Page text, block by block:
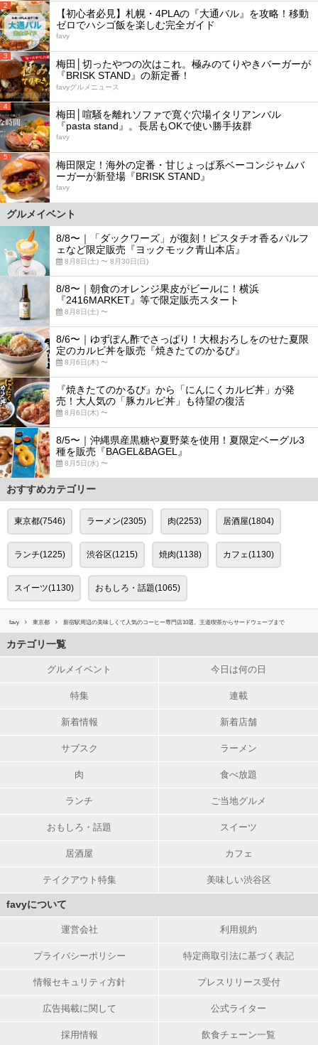
2
【初心者必見】札幌・4PLAの『大通バル』を攻略！移動
ゼロでハシゴ飯を楽しむ完全ガイド
favy
3
梅田│切ったやつの次はこれ。極みのてりやきバーガーが
『BRISK STAND』の新定番！
favyグルメニュース
4
梅田│喧騒を離れソファで寛ぐ穴場イタリアンバル
『pasta stand』。長居もOKで使い勝手抜群
favy
5
梅田限定！海外の定番・甘じょっぱ系ベーコンジャムバ
ーガーが新登場『BRISK STAND』
favy
グルメイベント
8/8〜｜「ダックワーズ」が復刻！ピスタチオ香るパルフ
ェなど限定販売『ヨックモック青山本店』
8月8日(土) 〜 8月30日(日)
8/8〜｜朝食のオレンジ果皮がビールに！横浜
『2416MARKET』等で限定販売スタート
8月8日(土) 〜
8/6〜｜ゆずぽん酢でさっぱり！大根おろしをのせた夏限
定のカルビ丼を販売『焼きたてのかるび』
8月6日(木) 〜
『焼きたてのかるび』から「にんにくカルビ丼」が発
売！大人気の「豚カルビ丼」も待望の復活
8月6日(木) 〜
8/5〜｜沖縄県産黒糖や夏野菜を使用！夏限定ベーグル3
種を販売『BAGEL&BAGEL』
8月5日(水) 〜
おすすめカテゴリー
東京都(7546) ラーメン(2305) 肉(2253) 居酒屋(1804)
ランチ(1225) 渋谷区(1215) 焼肉(1138) カフェ(1130)
スイーツ(1130) おもしろ・話題(1065)
favy 東京都 新宿駅周辺の美味しくて人気のコーヒー専門店10選。王道喫茶からサードウェーブまで
カテゴリ一覧
グルメイベント 今日は何の日
特集 連載
新着情報 新着店舗
サブスク ラーメン
肉 食べ放題
ランチ ご当地グルメ
おもしろ・話題 スイーツ
居酒屋 カフェ
テイクアウト特集 美味しい渋谷区
favyについて
運営会社 利用規約
プライバシーポリシー 特定商取引法に基づく表記
情報セキュリティ方針 プレスリリース受付
広告掲載に関して 公式ライター
採用情報 飲食チェーン一覧